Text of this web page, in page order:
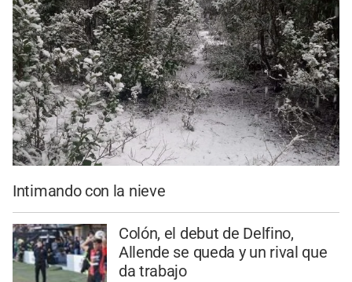
Intimando con la nieve
Colón, el debut de Delfino,
Allende se queda y un rival que
da trabajo